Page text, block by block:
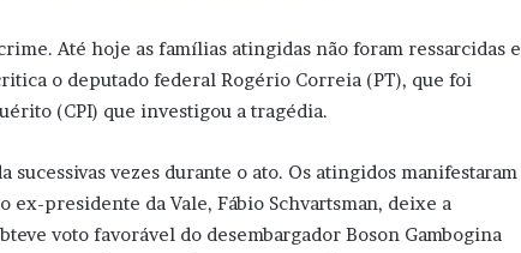
Até hoje as famílias atingidas não foram ressarcidas e
o deputado federal Rogério Correia (PT), que foi
(CPI) que investigou a tragédia.
vezes durante o ato. Os atingidos manifestaram
presidente da Vale, Fábio Schvartsman, deixe a
voto favorável do desembargador Boson Gambogina